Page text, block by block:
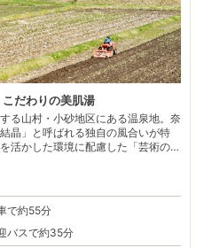
こだわりの美肌湯
る山村・小砂地区にある温泉地。奈
晶」と呼ばれる独自の風合いが特
活かした環境に配慮した「芸術の
、トレラン大会や農村体験などのイ
ら都市住民との関係を築いてきた。
さな温泉地の総称であり、温泉水
行われている。しかし、もちろん
わえる。まろやかな地下水で炊き上
での疲れを癒してくれるだろう。
で約55分
バスで約35分